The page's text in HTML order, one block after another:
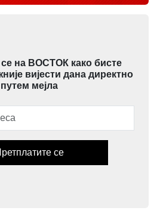
се на ВОСТОК како бисте
вијести дана директно
путем мејла
се